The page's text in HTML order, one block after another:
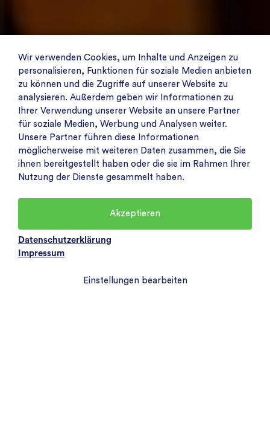
Wir verwenden Cookies, um Inhalte und Anzeigen zu
personalisieren, Funktionen für soziale Medien anbieten
zu können und die Zugriffe auf unserer Website zu
analysieren. Außerdem geben wir Informationen zu
Ihrer Verwendung unserer Website an unsere Partner
für soziale Medien, Werbung und Analysen weiter.
Unsere Partner führen diese Informationen
möglicherweise mit weiteren Daten zusammen, die Sie
ihnen bereitgestellt haben oder die sie im Rahmen Ihrer
Nutzung der Dienste gesammelt haben.
Akzeptieren
Datenschutzerklärung
Impressum
Einstellungen bearbeiten